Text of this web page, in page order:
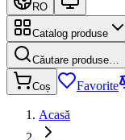
RO
Catalog produse
Căutare produse…
Coș Favorite
Acasă